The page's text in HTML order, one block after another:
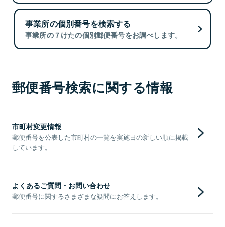
事業所の個別番号を検索する
事業所の７けたの個別郵便番号をお調べします。
郵便番号検索に関する情報
市町村変更情報
郵便番号を公表した市町村の一覧を実施日の新しい順に掲載
しています。
よくあるご質問・お問い合わせ
郵便番号に関するさまざまな疑問にお答えします。